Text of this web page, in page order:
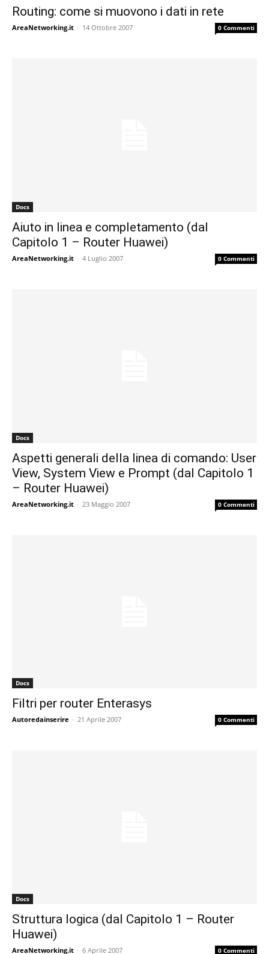
Routing: come si muovono i dati in rete
AreaNetworking.it - 14 Ottobre 2007 0 Commenti
Docs
Aiuto in linea e completamento (dal
Capitolo 1 – Router Huawei)
AreaNetworking.it - 4 Luglio 2007 0 Commenti
Docs
Aspetti generali della linea di comando: User
View, System View e Prompt (dal Capitolo 1
– Router Huawei)
AreaNetworking.it - 23 Maggio 2007 0 Commenti
Docs
Filtri per router Enterasys
Autoredainserire - 21 Aprile 2007 0 Commenti
Docs
Struttura logica (dal Capitolo 1 – Router
Huawei)
AreaNetworking.it - 6 Aprile 2007 0 Commenti